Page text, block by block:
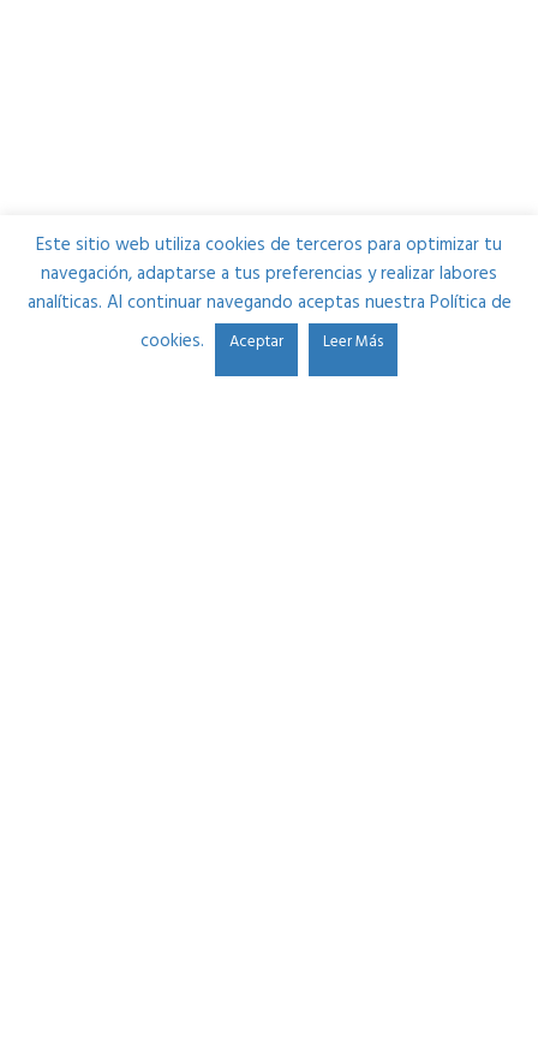
Este sitio web utiliza cookies de terceros para optimizar tu
navegación, adaptarse a tus preferencias y realizar labores
analíticas. Al continuar navegando aceptas nuestra Política de
cookies.
Aceptar Leer Más